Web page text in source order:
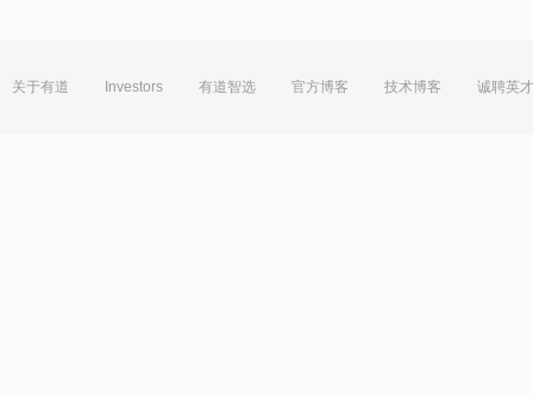
关于有道 Investors 有道智选 官方博客 技术博客 诚聘英才